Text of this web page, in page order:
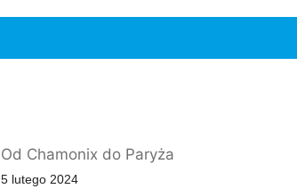
Od Chamonix do Paryża
5 lutego 2024